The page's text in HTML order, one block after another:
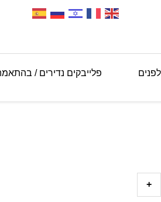
פלייבקים נדירים /
+